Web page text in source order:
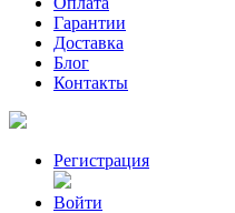
Гарантии
Доставка
Блог
Контакты
Регистрация
Войти